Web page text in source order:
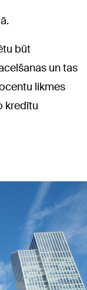
būt
un tas
likmes
kredītu